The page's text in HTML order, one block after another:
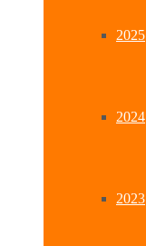
2025
2024
2023